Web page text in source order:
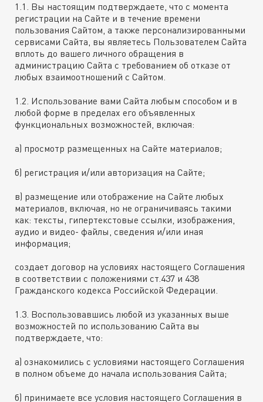
1.1. Вы настоящим подтверждаете, что с момента
регистрации на Сайте и в течение времени
пользования Сайтом, а также персонализированными
сервисами Сайта, вы являетесь Пользователем Сайта
вплоть до вашего личного обращения в
администрацию Сайта с требованием об отказе от
любых взаимоотношений с Сайтом.
1.2. Использование вами Сайта любым способом и в
любой форме в пределах его объявленных
функциональных возможностей, включая:
а) просмотр размещенных на Сайте материалов;
б) регистрация и/или авторизация на Сайте;
в) размещение или отображение на Сайте любых
материалов, включая, но не ограничиваясь такими
как: тексты, гипертекстовые ссылки, изображения,
аудио и видео- файлы, сведения и/или иная
информация;
создает договор на условиях настоящего Соглашения
в соответствии с положениями ст.437 и 438
Гражданского кодекса Российской Федерации.
1.3. Воспользовавшись любой из указанных выше
возможностей по использованию Сайта вы
подтверждаете, что:
а) ознакомились с условиями настоящего Соглашения
в полном объеме до начала использования Сайта;
б) принимаете все условия настоящего Соглашения в